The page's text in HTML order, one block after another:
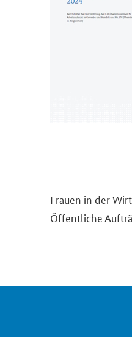
Frauen in der
Öffentliche